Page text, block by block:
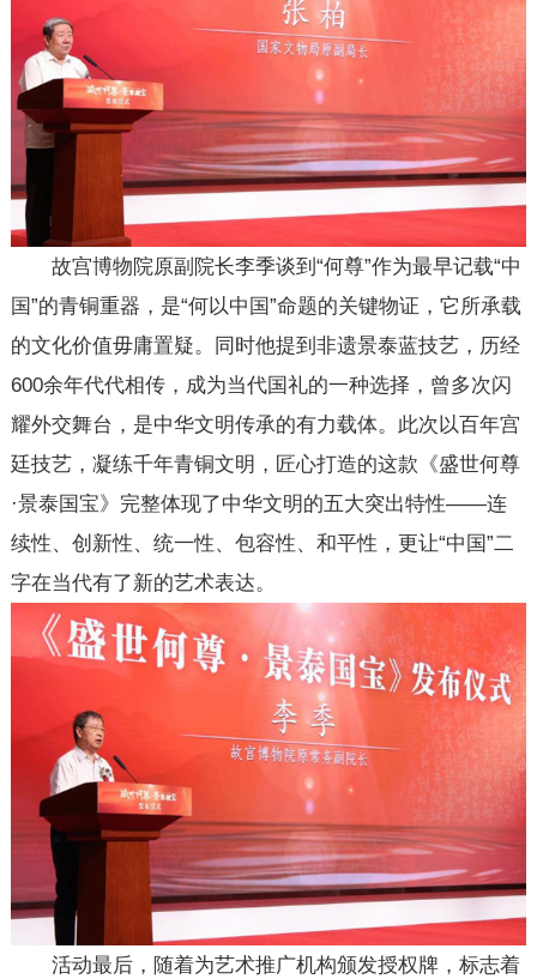
故宫博物院原副院长李季谈到“何尊”作为最早记载“中
国”的青铜重器，是“何以中国”命题的关键物证，它所承载
的文化价值毋庸置疑。同时他提到非遗景泰蓝技艺，历经
600余年代代相传，成为当代国礼的一种选择，曾多次闪
耀外交舞台，是中华文明传承的有力载体。此次以百年宫
廷技艺，凝练千年青铜文明，匠心打造的这款《盛世何尊
·景泰国宝》完整体现了中华文明的五大突出特性——连
续性、创新性、统一性、包容性、和平性，更让“中国”二
字在当代有了新的艺术表达。
活动最后，随着为艺术推广机构颁发授权牌，标志着